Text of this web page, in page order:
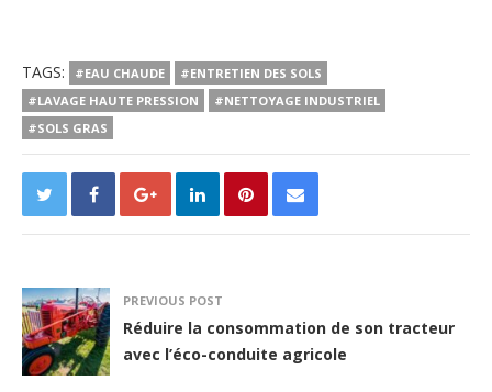
TAGS: #EAU CHAUDE
#ENTRETIEN DES SOLS
#LAVAGE HAUTE PRESSION
#NETTOYAGE INDUSTRIEL
#SOLS GRAS
PREVIOUS POST
Réduire la consommation de son tracteur
avec l’éco-conduite agricole